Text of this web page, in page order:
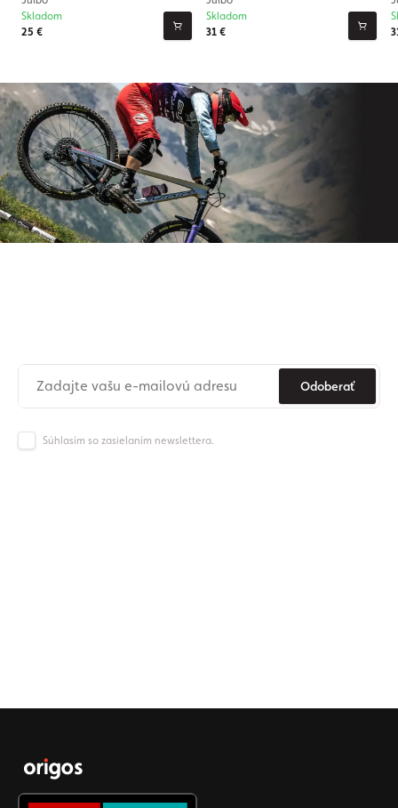
25 €
Skladom
31 €
Skladom
Odoberať
Súhlasím so zasielaním newslettera.